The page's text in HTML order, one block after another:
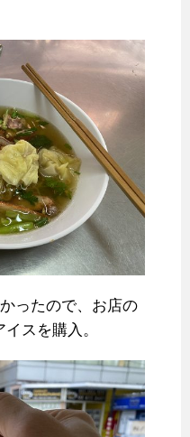
ったので、お店の
スを購入。